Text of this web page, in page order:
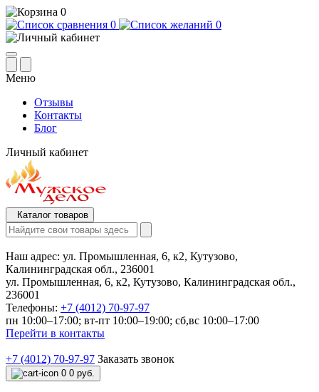
0
0
0
Меню
Отзывы
Контакты
Блог
Личный кабинет
Каталог товаров
Наш адрес: ул. Промышленная, 6, к2, Кутузово,
Калининградская обл., 236001
ул. Промышленная, 6, к2, Кутузово, Калининградская обл.,
236001
Телефоны: +7 (4012) 70-97-97
пн 10:00–17:00; вт-пт 10:00–19:00; сб,вс 10:00–17:00
Перейти в контакты
+7 (4012) 70-97-97 Заказать звонок
0 0 руб.